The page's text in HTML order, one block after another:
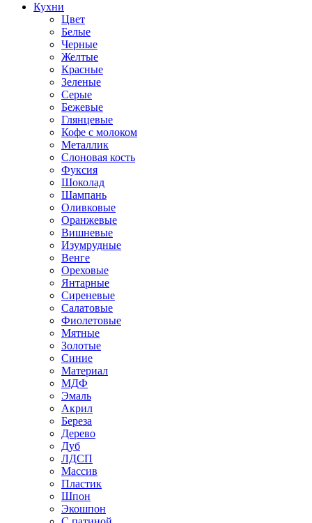
Кухни
Цвет
Белые
Черные
Желтые
Красные
Зеленые
Серые
Бежевые
Глянцевые
Кофе с молоком
Металлик
Слоновая кость
Фуксия
Шоколад
Шампань
Оливковые
Оранжевые
Вишневые
Изумрудные
Венге
Ореховые
Янтарные
Сиреневые
Салатовые
Фиолетовые
Мятные
Золотые
Синие
Материал
МДФ
Эмаль
Акрил
Береза
Дерево
Дуб
ЛДСП
Массив
Пластик
Шпон
Экошпон